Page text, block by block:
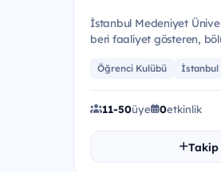
İstanbul Medeniyet
beri faaliyet gösteren,
Öğrenci Kulübü İstanbul
11-50üye 0etkinlik
Takip